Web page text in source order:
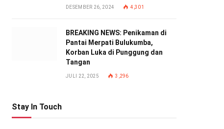
DESEMBER 26, 2024 4,301
BREAKING NEWS: Penikaman di
Pantai Merpati Bulukumba,
Korban Luka di Punggung dan
Tangan
JULI 22, 2025 3,296
Stay In Touch